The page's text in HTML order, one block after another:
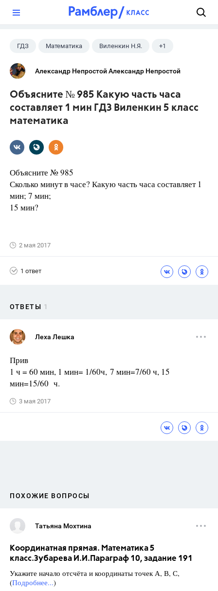
ГДЗ Математика Виленкин Н.Я. +1
5 класс
Александр Непростой Александр Непростой
Объясните № 985 Какую часть часа
составляет 1 мин ГДЗ Виленкин 5 класс
математика
Объясните № 985
Сколько минут в часе? Какую часть часа составляет 1
мин; 7 мин;
15 мин?
2 мая 2017
1 ответ
ОТВЕТЫ 1
Леха Лешка
Прив
1 ч = 60 мин, 1 мин= 1/60ч, 7 мин=7/60 ч, 15
мин=15/60 ч.
3 мая 2017
ПОХОЖИЕ ВОПРОСЫ
Татьяна Мохтина
Координатная прямая. Математика 5
класс.Зубарева И.И.Параграф 10, задание 191
Укажите начало отсчёта и координаты точек А, В, С,
(Подробнее...)